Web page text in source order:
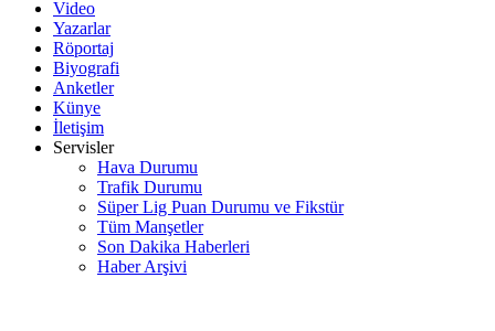
Video
Yazarlar
Röportaj
Biyografi
Anketler
Künye
İletişim
Servisler
Hava Durumu
Trafik Durumu
Süper Lig Puan Durumu ve Fikstür
Tüm Manşetler
Son Dakika Haberleri
Haber Arşivi